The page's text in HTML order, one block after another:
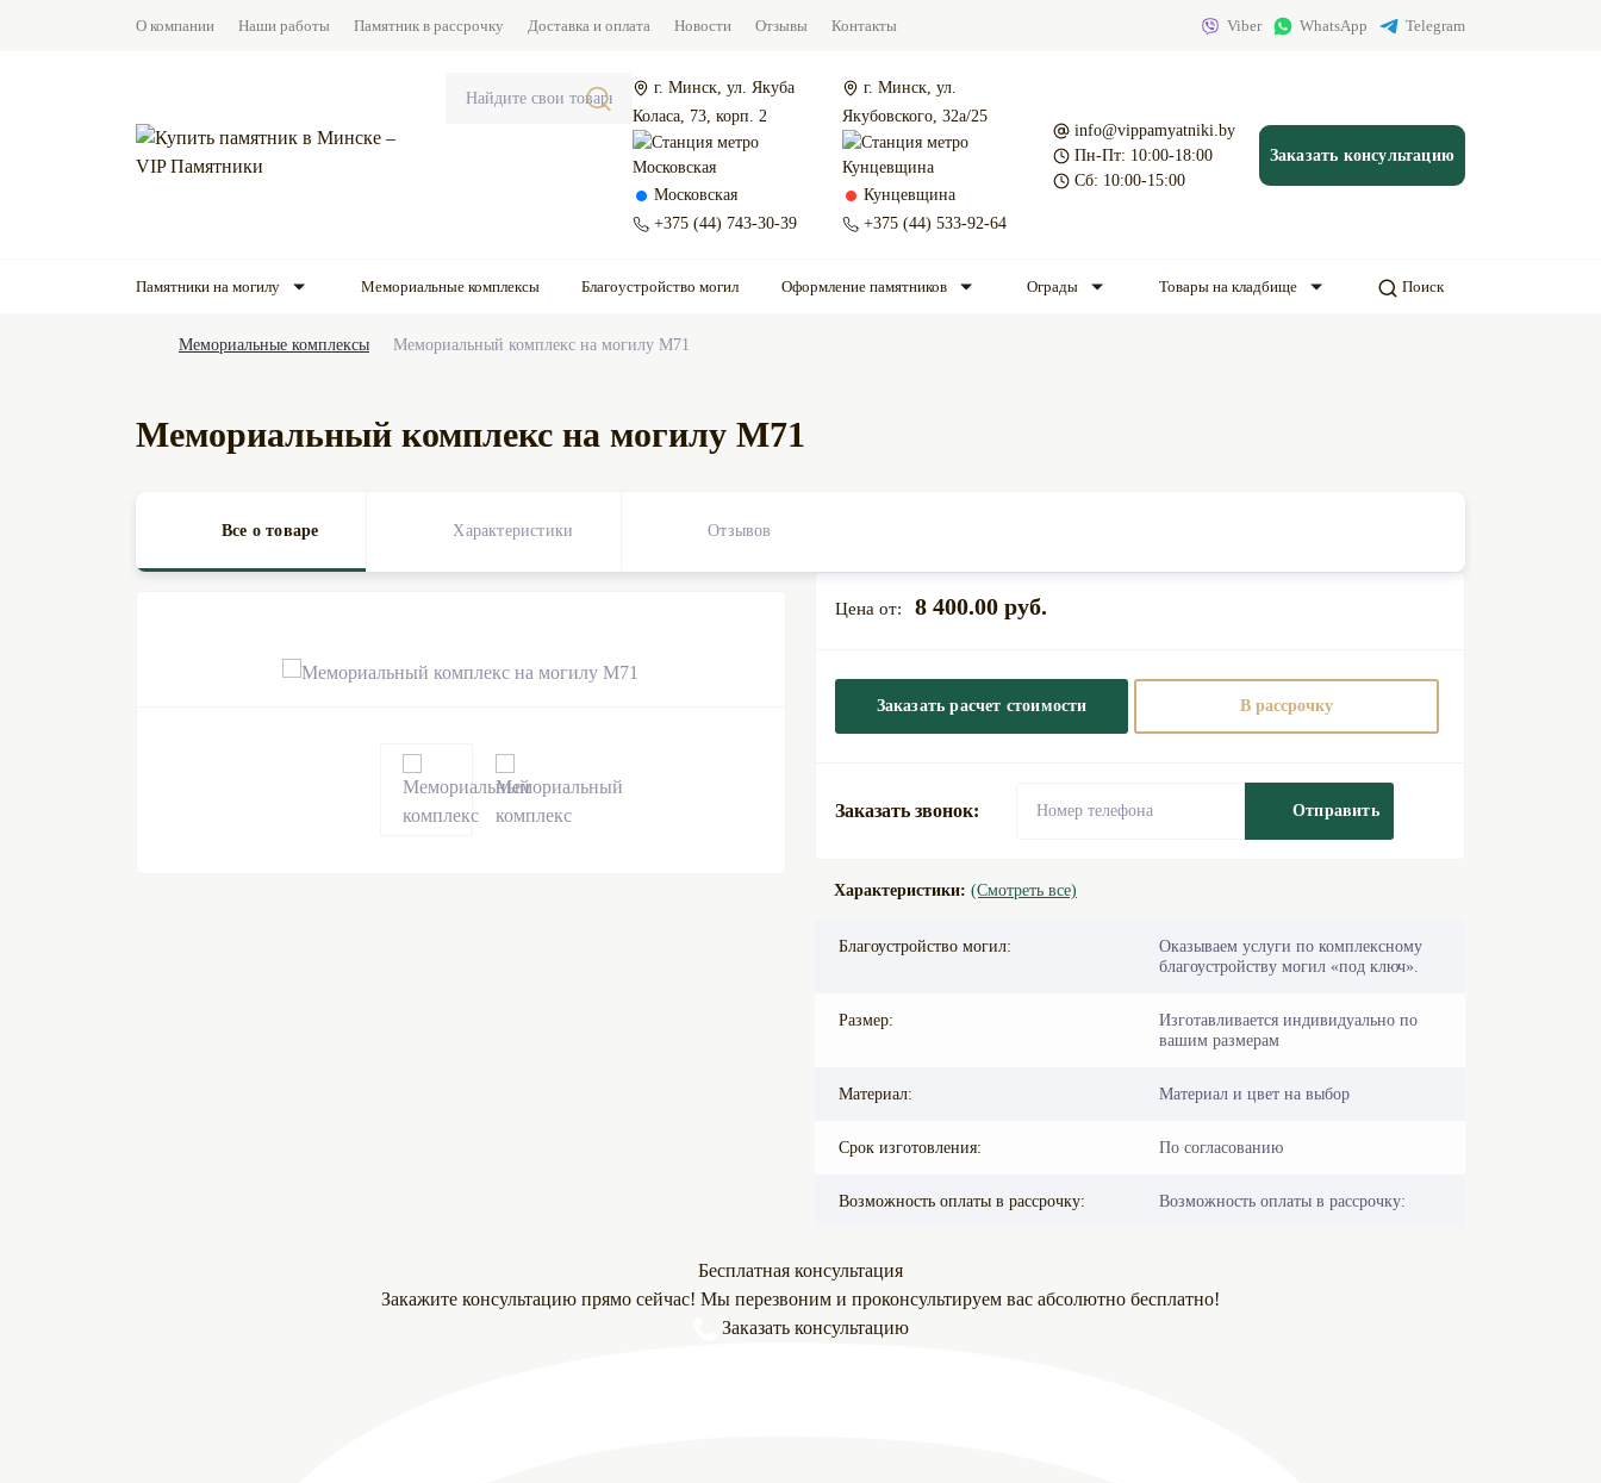
О компании Наши работы Памятник в рассрочку Доставка и оплата Новости Отзывы Контакты Viber WhatsApp Telegram
г. Минск, ул. Якуба
Коласа, 73, корп. 2
Московская
+375 (44) 743-30-39
г. Минск, ул.
Якубовского, 32а/25
Кунцевщина
+375 (44) 533-92-64
info@vippamyatniki.by
Пн-Пт: 10:00-18:00
Сб: 10:00-15:00
Заказать консультацию
Памятники на могилу Мемориальные комплексы Благоустройство могил Оформление памятников Ограды Товары на кладбище Поиск
Мемориальные комплексы Мемориальный комплекс на могилу М71
Мемориальный комплекс на могилу М71
Все о товаре Характеристики Отзывов
8 400.00 руб.
Заказать расчет стоимости В рассрочку
Заказать звонок: Отправить
Характеристики: (Смотреть все)
Благоустройство могил:
Оказываем услуги по комплексному
благоустройству могил «под ключ».
Размер:
Изготавливается индивидуально по
вашим размерам
Материал: Материал и цвет на выбор
Срок изготовления: По согласованию
Возможность оплаты в рассрочку: Возможность оплаты в рассрочку:
Бесплатная консультация
Закажите консультацию прямо сейчас! Мы перезвоним и проконсультируем вас абсолютно бесплатно!
Заказать консультацию